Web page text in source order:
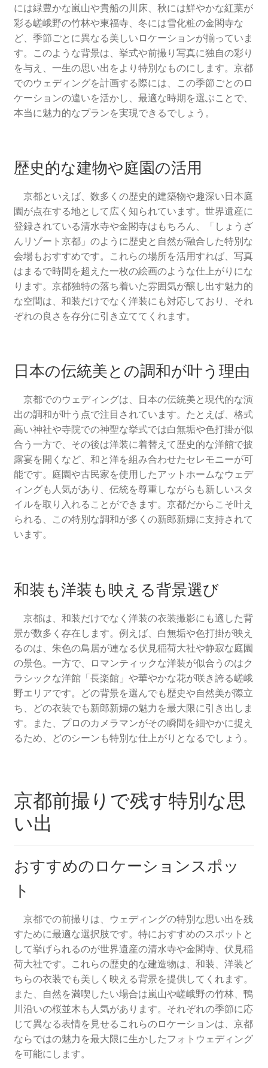
ウエディングの相談会に参加
人気のウエディングソング
結婚式場選びの失敗談から学ぶ成功のコツ
ウエディングの定番曲
京都の結婚式の独特なウエディング
フォトウェディング
アーカイブ
京都の結婚式場最新情報！ブライダルフェアと特典の楽
しみ方
くなるアイデア集
には緑豊かな嵐山や貴船の川床、秋には鮮やかな紅葉が
彩る嵯峨野の竹林や東福寺、冬には雪化粧の金閣寺な
ど、季節ごとに異なる美しいロケーションが揃っていま
す。このような背景は、挙式や前撮り写真に独自の彩り
を与え、一生の思い出をより特別なものにします。京都
でのウェディングを計画する際には、この季節ごとのロ
ケーションの違いを活かし、最適な時期を選ぶことで、
本当に魅力的なプランを実現できるでしょう。
歴史的な建物や庭園の活用
京都といえば、数多くの歴史的建築物や趣深い日本庭
園が点在する地として広く知られています。世界遺産に
登録されている清水寺や金閣寺はもちろん、「しょうざ
んリゾート京都」のように歴史と自然が融合した特別な
会場もおすすめです。これらの場所を活用すれば、写真
はまるで時間を超えた一枚の絵画のような仕上がりにな
ります。京都独特の落ち着いた雰囲気が醸し出す魅力的
な空間は、和装だけでなく洋装にも対応しており、それ
ぞれの良さを存分に引き立ててくれます。
日本の伝統美との調和が叶う理由
京都でのウェディングは、日本の伝統美と現代的な演
出の調和が叶う点で注目されています。たとえば、格式
高い神社や寺院での神聖な挙式では白無垢や色打掛が似
合う一方で、その後は洋装に着替えて歴史的な洋館で披
露宴を開くなど、和と洋を組み合わせたセレモニーが可
能です。庭園や古民家を使用したアットホームなウェデ
ィングも人気があり、伝統を尊重しながらも新しいスタ
イルを取り入れることができます。京都だからこそ叶え
られる、この特別な調和が多くの新郎新婦に支持されて
います。
和装も洋装も映える背景選び
京都は、和装だけでなく洋装の衣装撮影にも適した背
景が数多く存在します。例えば、白無垢や色打掛が映え
るのは、朱色の鳥居が連なる伏見稲荷大社や静寂な庭園
の景色。一方で、ロマンティックな洋装が似合うのはク
ラシックな洋館「長楽館」や華やかな花が咲き誇る嵯峨
野エリアです。どの背景を選んでも歴史や自然美が際立
ち、どの衣装でも新郎新婦の魅力を最大限に引き出しま
す。また、プロのカメラマンがその瞬間を細やかに捉え
るため、どのシーンも特別な仕上がりとなるでしょう。
京都前撮りで残す特別な思
い出
おすすめのロケーションスポッ
ト
京都での前撮りは、ウェディングの特別な思い出を残
すために最適な選択肢です。特におすすめのスポットと
して挙げられるのが世界遺産の清水寺や金閣寺、伏見稲
荷大社です。これらの歴史的な建造物は、和装、洋装ど
ちらの衣装でも美しく映える背景を提供してくれます。
また、自然を満喫したい場合は嵐山や嵯峨野の竹林、鴨
川沿いの桜並木も人気があります。それぞれの季節に応
じて異なる表情を見せるこれらのロケーションは、京都
ならではの魅力を最大限に生かしたフォトウェディング
を可能にします。